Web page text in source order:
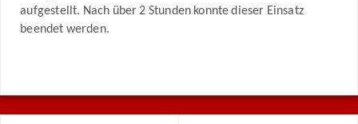
aufgestellt. Nach über 2 Stunden konnte dieser Einsatz
beendet werden.